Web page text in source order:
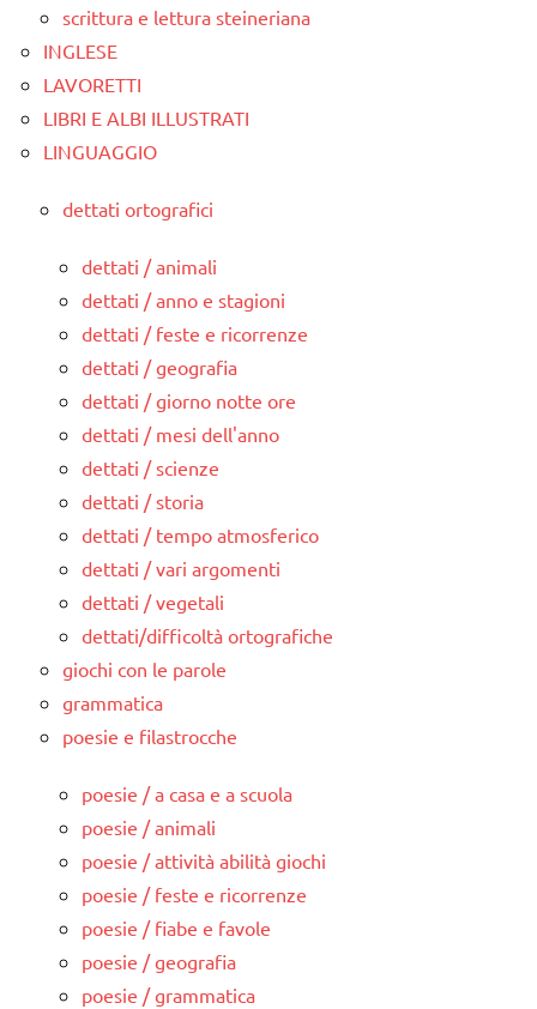
scrittura e lettura steineriana
INGLESE
LAVORETTI
LIBRI E ALBI ILLUSTRATI
LINGUAGGIO
dettati ortografici
dettati / animali
dettati / anno e stagioni
dettati / feste e ricorrenze
dettati / geografia
dettati / giorno notte ore
dettati / mesi dell'anno
dettati / scienze
dettati / storia
dettati / tempo atmosferico
dettati / vari argomenti
dettati / vegetali
dettati/difficoltà ortografiche
giochi con le parole
grammatica
poesie e filastrocche
poesie / a casa e a scuola
poesie / animali
poesie / attività abilità giochi
poesie / feste e ricorrenze
poesie / fiabe e favole
poesie / geografia
poesie / grammatica